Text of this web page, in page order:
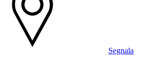
Segnala